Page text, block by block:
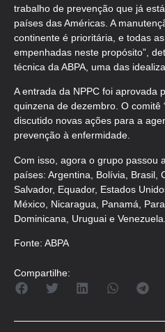
trabalho de prevenção que já
países das Américas. A
continente é prioritária, e todas
empenhadas neste propósito”,
técnica da ABPA, uma das
A entrada da NPPC foi aprovada
quinzena de dezembro. O comitê
discutido novas ações para a
prevenção à enfermidade.
Com isso, agora o grupo passou
países: Argentina, Bolívia, Brasil,
Salvador, Equador, Estados
México, Nicaragua, Panamá,
Dominicana, Uruguai e Venezuela.
Fonte: ABPA
Compartilhe: